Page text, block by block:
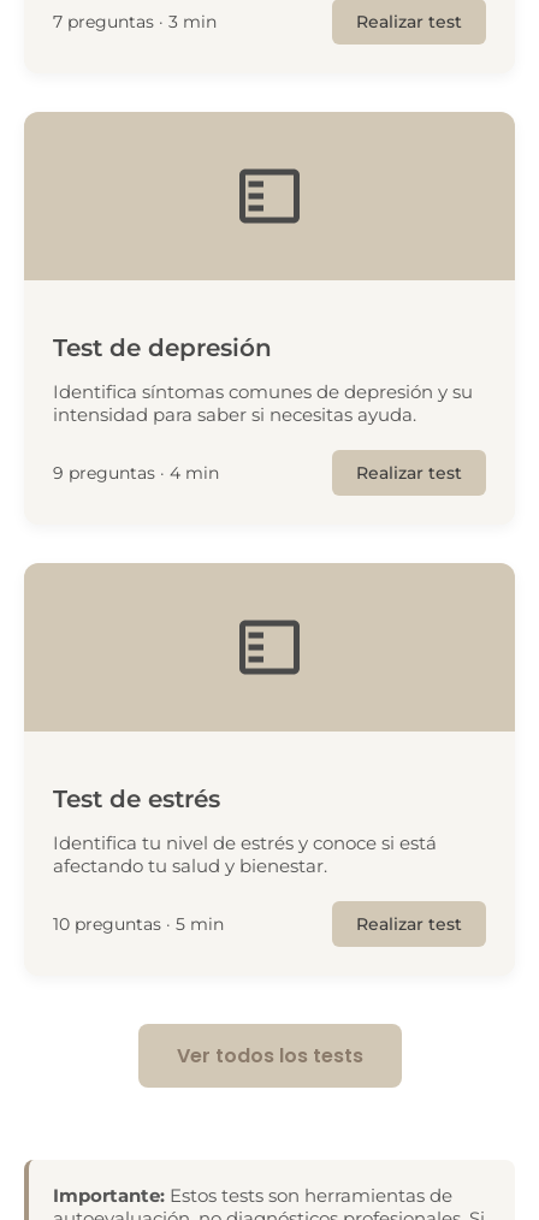
7 preguntas · 3 min Realizar test
Test de depresión
Identifica síntomas comunes de depresión y su
intensidad para saber si necesitas ayuda.
9 preguntas · 4 min Realizar test
Test de estrés
Identifica tu nivel de estrés y conoce si está
afectando tu salud y bienestar.
10 preguntas · 5 min Realizar test
Ver todos los tests
Importante: Estos tests son herramientas de